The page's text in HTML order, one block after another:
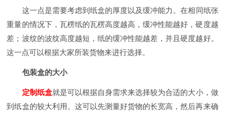
这一点是需要考虑到纸盒的厚度以及缓冲能力。在相同纸张
重量的情况下，瓦楞纸的瓦楞高度越高，缓冲性能越好，硬度越
差；波纹的波纹高度越短，纸的缓冲性能越差，并且硬度越好。
这一点可以根据大家所装货物来进行选择。
包装盒的大小
定制纸盒就是可以根据自身需求来选择较为合适的大小，做
到纸盒的较大利用。这可以先测量好货物的长宽高，然后再来确